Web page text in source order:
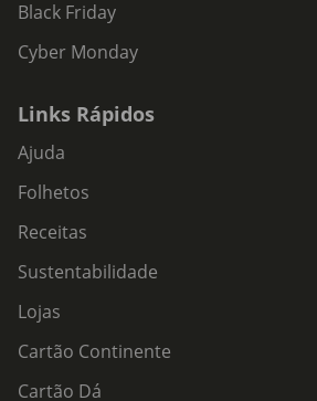
Black Friday
Cyber Monday
Links Rápidos
Ajuda
Folhetos
Receitas
Sustentabilidade
Lojas
Cartão Continente
Cartão Dá